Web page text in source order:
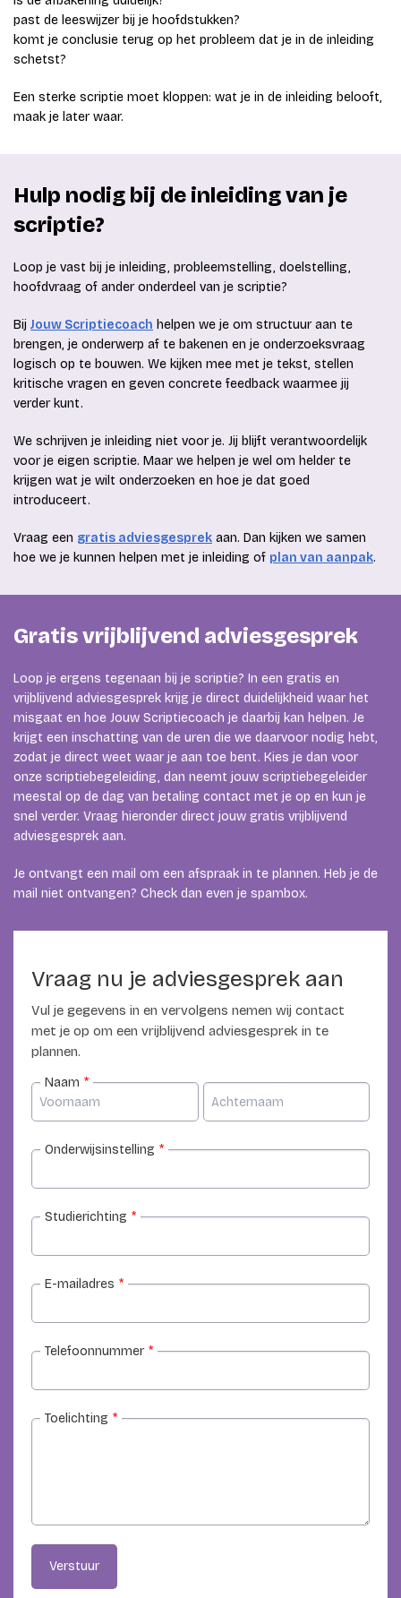
past de leeswijzer bij je hoofdstukken?
komt je conclusie terug op het probleem dat je in de inleiding
schetst?
Een sterke scriptie moet kloppen: wat je in de inleiding belooft,
maak je later waar.
Hulp nodig bij de inleiding van je
scriptie?
Loop je vast bij je inleiding, probleemstelling, doelstelling,
hoofdvraag of ander onderdeel van je scriptie?
Bij Jouw Scriptiecoach helpen we je om structuur aan te
brengen, je onderwerp af te bakenen en je onderzoeksvraag
logisch op te bouwen. We kijken mee met je tekst, stellen
kritische vragen en geven concrete feedback waarmee jij
verder kunt.
We schrijven je inleiding niet voor je. Jij blijft verantwoordelijk
voor je eigen scriptie. Maar we helpen je wel om helder te
krijgen wat je wilt onderzoeken en hoe je dat goed
introduceert.
Vraag een gratis adviesgesprek aan. Dan kijken we samen
hoe we je kunnen helpen met je inleiding of plan van aanpak.
Gratis vrijblijvend adviesgesprek
Loop je ergens tegenaan bij je scriptie? In een gratis en
vrijblijvend adviesgesprek krijg je direct duidelijkheid waar het
misgaat en hoe Jouw Scriptiecoach je daarbij kan helpen. Je
krijgt een inschatting van de uren die we daarvoor nodig hebt,
zodat je direct weet waar je aan toe bent. Kies je dan voor
onze scriptiebegeleiding, dan neemt jouw scriptiebegeleider
meestal op de dag van betaling contact met je op en kun je
snel verder. Vraag hieronder direct jouw gratis vrijblijvend
adviesgesprek aan.
Je ontvangt een mail om een afspraak in te plannen. Heb je de
mail niet ontvangen? Check dan even je spambox.
Vraag nu je adviesgesprek aan
Vul je gegevens in en vervolgens nemen wij contact
met je op om een vrijblijvend adviesgesprek in te
plannen.
Naam *
Onderwijsinstelling *
Studierichting *
E-mailadres *
Telefoonnummer *
Toelichting *
Verstuur